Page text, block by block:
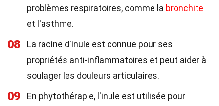
problèmes respiratoires, comme la bronchite
et l'asthme.
08
La racine d'inule est connue pour ses
propriétés anti-inflammatoires et peut aider à
soulager les douleurs articulaires.
09
En phytothérapie, l'inule est utilisée pour